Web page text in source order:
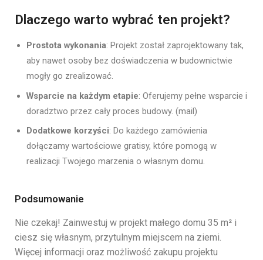
Dlaczego warto wybrać ten projekt?
Prostota wykonania: Projekt został zaprojektowany tak,
aby nawet osoby bez doświadczenia w budownictwie
mogły go zrealizować.
Wsparcie na każdym etapie: Oferujemy pełne wsparcie i
doradztwo przez cały proces budowy. (mail)
Dodatkowe korzyści: Do każdego zamówienia
dołączamy wartościowe gratisy, które pomogą w
realizacji Twojego marzenia o własnym domu.
Podsumowanie
Nie czekaj! Zainwestuj w projekt małego domu 35 m² i
ciesz się własnym, przytulnym miejscem na ziemi.
Więcej informacji oraz możliwość zakupu projektu